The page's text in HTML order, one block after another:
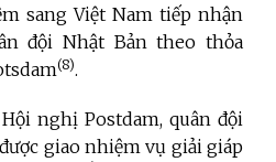
sang Việt Nam tiếp nhận
đội Nhật Bản theo thỏa
(8).
nghị Postdam, quân đội
giao nhiệm vụ giải giáp